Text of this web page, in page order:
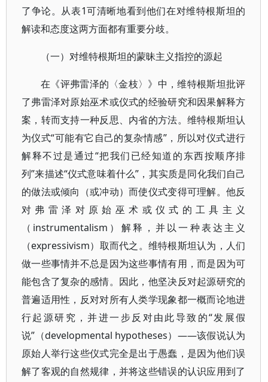
了争论。从表1可清晰地看到他们在对维特根斯坦的
解读和态度这两方面都有重要分歧。
（一）对维特根斯坦的蒙昧主义指控的源起
在《评弗雷泽的〈金枝〉》中，维特根斯坦批评
了弗雷泽对原始巫术或仪式的经验研究和因果解释方
案，转而支持一种反思、内省的方法。维特根斯坦认
为仪式“可能有它自己的复杂情感”，所以对仪式进行
解释不过是通过“把我们已经知道的东西按顺序排
列”来描述“仪式意味着什么”，其实质是同化我们自己
的做法或倾向（或冲动）而使仪式变得可理解。他反
对弗雷泽对原始巫术或仪式的工具主义
（instrumentalism）解释，并以一种表达主义
（expressivism）取而代之。维特根斯坦认为，人们
做一些事情并不总是因为这些事情有用，而是因为可
能包含了复杂的感情。因此，他坚决反对起源研究的
普遍适用性，反对对所有人类学现象都一概而论地进
行起源研究，并进一步反对由此导致的“发展假
说”（developmental hypotheses）——该假说认为
原始人举行这些仪式完全是出于愚蠢，是因为他们误
解了客观的自然规律，并将这些错误的认识应用到了